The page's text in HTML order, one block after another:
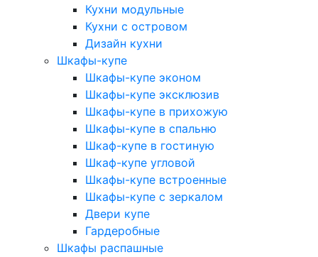
Кухни модульные
Кухни с островом
Дизайн кухни
Шкафы-купе
Шкафы-купе эконом
Шкафы-купе эксклюзив
Шкафы-купе в прихожую
Шкафы-купе в спальню
Шкаф-купе в гостиную
Шкаф-купе угловой
Шкафы-купе встроенные
Шкафы-купе с зеркалом
Двери купе
Гардеробные
Шкафы распашные